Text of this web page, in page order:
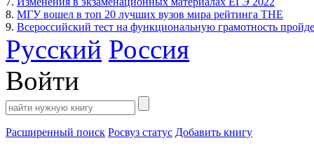
8. МГУ вошел в топ 20 лучших вузов мира рейтинга THE
9. Всероссийский тест на функциональную грамотность
Русский Россия
Войти
Расширенный поиск Росвуз статус Добавить книгу